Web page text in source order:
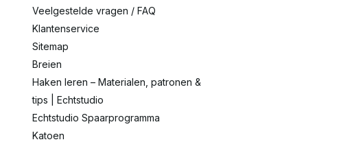
Veelgestelde vragen / FAQ
Klantenservice
Sitemap
Breien
Haken leren – Materialen, patronen &
tips | Echtstudio
Echtstudio Spaarprogramma
Katoen